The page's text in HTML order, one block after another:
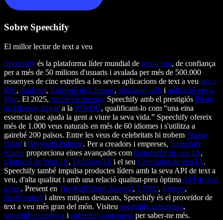
Sobre Speechify
El millor lector de text a veu
Speechify és la plataforma líder mundial de text a veu, de confiança
per a més de 50 milions d'usuaris i avalada per més de 500.000
ressenyes de cinc estrelles a les seves aplicacions de text a veu per a
iOS, Android, Extensió de Chrome, aplicació web i aplicació per a
Mac. El 2025, Apple va premiarSpeechify amb el prestigiós Premi
de Disseny Apple a la WWDC, qualificant-lo com “una eina
essencial que ajuda la gent a viure la seva vida.” Speechify ofereix
més de 1.000 veus naturals en més de 60 idiomes i s'utilitza a
gairebé 200 països. Entre les veus de celebritats hi trobem Snoop
Dogg i Gwyneth Paltrow. Per a creadors i empreses, Speechify
Studio proporciona eines avançades com Generador de veu IA,
Clonació de veus IA, Doblatge IA i el seu Canviador de veu IA.
Speechify també impulsa productes líders amb la seva API de text a
veu, d'alta qualitat i amb una relació qualitat-preu òptima API de text
a veu. Present en The Wall Street Journal, CNBC, Forbes,
TechCrunch i altres mitjans destacats, Speechify és el proveïdor de
text a veu més gran del món. Visiteu speechify.com/news,
speechify.com/blog i speechify.com/press per saber-ne més.